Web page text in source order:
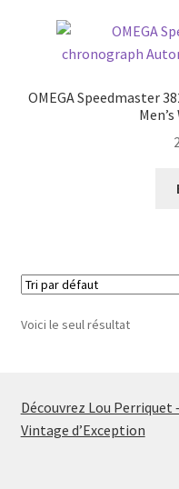
OMEGA Speedmaster
Voici le seul résultat
Découvrez Lou
Vintage d’Exception